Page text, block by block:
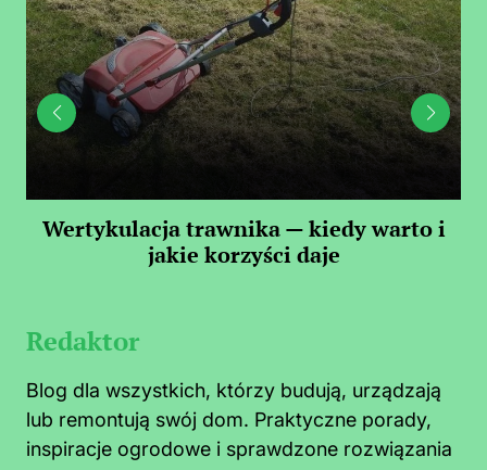
Wertykulacja trawnika — kiedy warto i
jakie korzyści daje
Redaktor
Blog dla wszystkich, którzy budują, urządzają
lub remontują swój dom. Praktyczne porady,
inspiracje ogrodowe i sprawdzone rozwiązania